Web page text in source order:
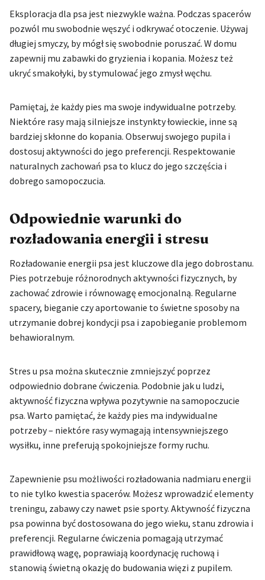
Eksploracja dla psa jest niezwykle ważna. Podczas spacerów
pozwól mu swobodnie węszyć i odkrywać otoczenie. Używaj
długiej smyczy, by mógł się swobodnie poruszać. W domu
zapewnij mu zabawki do gryzienia i kopania. Możesz też
ukryć smakołyki, by stymulować jego zmysł węchu.
Pamiętaj, że każdy pies ma swoje indywidualne potrzeby.
Niektóre rasy mają silniejsze instynkty łowieckie, inne są
bardziej skłonne do kopania. Obserwuj swojego pupila i
dostosuj aktywności do jego preferencji. Respektowanie
naturalnych zachowań psa to klucz do jego szczęścia i
dobrego samopoczucia.
Odpowiednie warunki do
rozładowania energii i stresu
Rozładowanie energii psa jest kluczowe dla jego dobrostanu.
Pies potrzebuje różnorodnych aktywności fizycznych, by
zachować zdrowie i równowagę emocjonalną. Regularne
spacery, bieganie czy aportowanie to świetne sposoby na
utrzymanie dobrej kondycji psa i zapobieganie problemom
behawioralnym.
Stres u psa można skutecznie zmniejszyć poprzez
odpowiednio dobrane ćwiczenia. Podobnie jak u ludzi,
aktywność fizyczna wpływa pozytywnie na samopoczucie
psa. Warto pamiętać, że każdy pies ma indywidualne
potrzeby – niektóre rasy wymagają intensywniejszego
wysiłku, inne preferują spokojniejsze formy ruchu.
Zapewnienie psu możliwości rozładowania nadmiaru energii
to nie tylko kwestia spacerów. Możesz wprowadzić elementy
treningu, zabawy czy nawet psie sporty. Aktywność fizyczna
psa powinna być dostosowana do jego wieku, stanu zdrowia i
preferencji. Regularne ćwiczenia pomagają utrzymać
prawidłową wagę, poprawiają koordynację ruchową i
stanowią świetną okazję do budowania więzi z pupilem.